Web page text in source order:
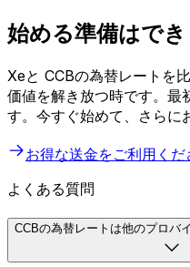
始める準備はで
Xeと CCBの為替レートを
価値を解き放つ時です。最
す。今すぐ始めて、さらに
お得な送金をご利用くだ
よくある質問
CCBの為替レートは他のプロバ